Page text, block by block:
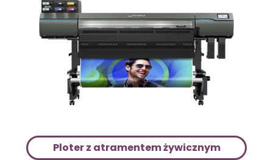
Ploter z atramentem żywicznym